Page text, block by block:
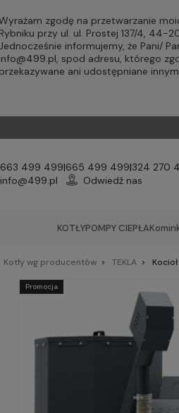
zgodę na przetwarzanie
Rybniku przy ul. ul. Prostej 137/4, 44-
informujemy, że Pani/
info@499.pl, spod adresu, którego
przekazywane ani udostępniane
663 499 499|665 499 499|324 270
info@499.pl
Odwiedź nas
KOTŁYPOMPY CIEPŁA
Kotły wg producentów TEKLA
Promocja